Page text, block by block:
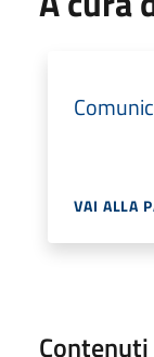
VAI ALLA